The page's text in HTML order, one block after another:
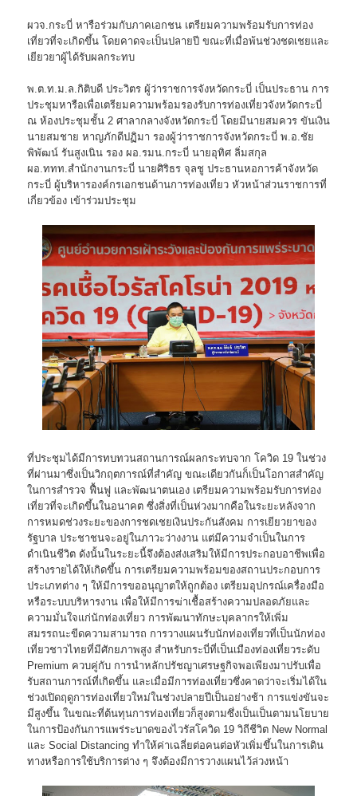
ผวจ.กระบี่ หารือร่วมกับภาคเอกชน เตรียมความพร้อมรับการท่อง
เที่ยวที่จะเกิดขึ้น โดยคาดจะเป็นปลายปี ขณะที่เมื่อพ้นช่วงชดเชยและ
เยียวยาผู้ได้รับผลกระทบ
พ.ต.ท.ม.ล.กิติบดี ประวิตร ผู้ว่าราชการจังหวัดกระบี่ เป็นประธาน การ
ประชุมหารือเพื่อเตรียมความพร้อมรองรับการท่องเที่ยวจังหวัดกระบี่
ณ ห้องประชุมชั้น 2 ศาลากลางจังหวัดกระบี่ โดยมีนายสมควร ขันเงิน
นายสมชาย หาญภักดีปฏิมา รองผู้ว่าราชการจังหวัดกระบี่ พ.อ.ชัย
พิพัฒน์ รันสูงเนิน รอง ผอ.รมน.กระบี่ นายอุทิศ ลิ่มสกุล
ผอ.ททท.สำนักงานกระบี่ นายศิริธร จุลชู ประธานหอการค้าจังหวัด
กระบี่ ผู้บริหารองค์กรเอกชนด้านการท่องเที่ยว หัวหน้าส่วนราชการที่
เกี่ยวข้อง เข้าร่วมประชุม
ที่ประชุมได้มีการทบทวนสถานการณ์ผลกระทบจาก โควิด 19 ในช่วง
ที่ผ่านมาซึ่งเป็นวิกฤตการณ์ที่สำคัญ ขณะเดียวกันก็เป็นโอกาสสำคัญ
ในการสำรวจ ฟื้นฟู และพัฒนาตนเอง เตรียมความพร้อมรับการท่อง
เที่ยวที่จะเกิดขึ้นในอนาคต ซึ่งสิ่งที่เป็นห่วงมากคือในระยะหลังจาก
การหมดช่วงระยะของการชดเชยเงินประกันสังคม การเยียวยาของ
รัฐบาล ประชาชนจะอยู่ในภาวะว่างงาน แต่มีความจำเป็นในการ
ดำเนินชีวิต ดังนั้นในระยะนี้จึงต้องส่งเสริมให้มีการประกอบอาชีพเพื่อ
สร้างรายได้ให้เกิดขึ้น การเตรียมความพร้อมของสถานประกอบการ
ประเภทต่าง ๆ ให้มีการขออนุญาตให้ถูกต้อง เตรียมอุปกรณ์เครื่องมือ
หรือระบบบริหารงาน เพื่อให้มีการฆ่าเชื้อสร้างความปลอดภัยและ
ความมั่นใจแก่นักท่องเที่ยว การพัฒนาทักษะบุคลากรให้เพิ่ม
สมรรถนะขีดความสามารถ การวางแผนรับนักท่องเที่ยวที่เป็นนักท่อง
เที่ยวชาวไทยที่มีศักยภาพสูง สำหรับกระบี่ที่เป็นเมืองท่องเที่ยวระดับ
Premium ควบคู่กับ การนำหลักปรัชญาเศรษฐกิจพอเพียงมาปรับเพื่อ
รับสถานการณ์ที่เกิดขึ้น และเมื่อมีการท่องเที่ยวซึ่งคาดว่าจะเริ่มได้ใน
ช่วงเปิดฤดูการท่องเที่ยวใหม่ในช่วงปลายปีเป็นอย่างช้า การแข่งขันจะ
มีสูงขึ้น ในขณะที่ต้นทุนการท่องเที่ยวก็สูงตามซึ่งเป็นเป็นตามนโยบาย
ในการป้องกันการแพร่ระบาดของไวรัสโควิด 19 วิถีชีวิต New Normal
และ Social Distancing ทำให้ค่าเฉลี่ยต่อคนต่อหัวเพิ่มขึ้นในการเดิน
ทางหรือการใช้บริการต่าง ๆ จึงต้องมีการวางแผนไว้ล่วงหน้า